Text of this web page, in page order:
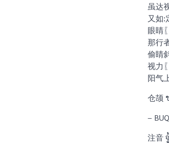
虽达
又如:
眼睛
那行
偷睛
视力
阳气
仓颉
–
注音